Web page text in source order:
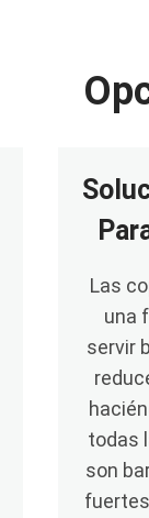
Las
una
servir
todas
son